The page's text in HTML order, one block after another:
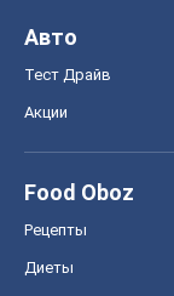
Авто
Тест Драйв
Акции
Food Oboz
Рецепты
Диеты